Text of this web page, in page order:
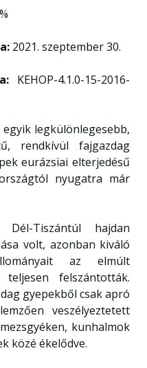
2021. szeptember 30.
KEHOP-4.1.0-15-2016-
legkülönlegesebb,
rendkívül fajgazdag
eurázsiai elterjedésű
nyugatra már
Tiszántúl hajdan
volt, azonban kiváló
az elmúlt
felszántották.
gyepekből csak apró
veszélyeztetett
kunhalmok
közé ékelődve.